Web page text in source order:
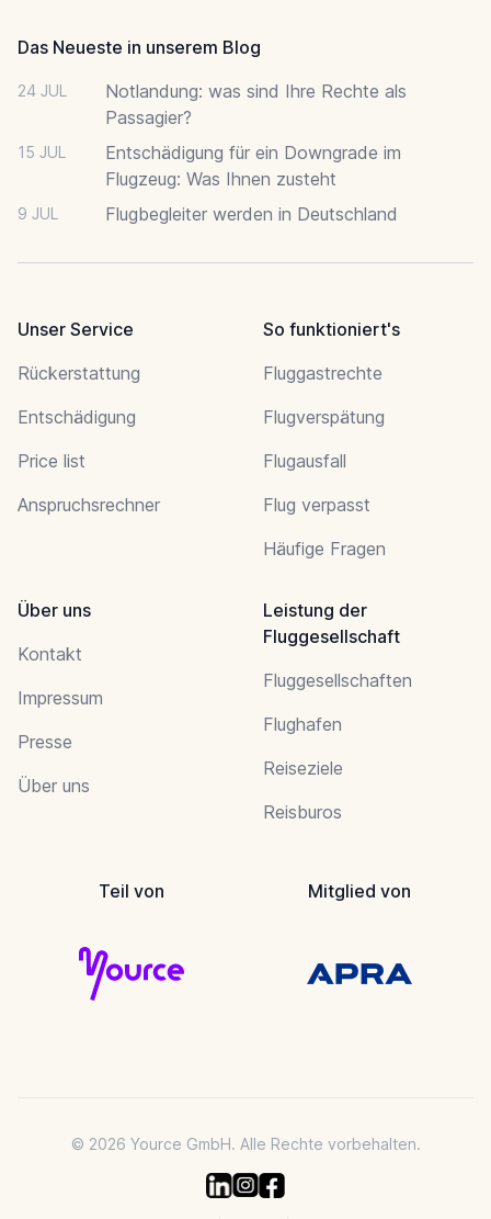
Das Neueste in unserem Blog
24 JUL
Notlandung: was sind Ihre Rechte als
Passagier?
15 JUL
Entschädigung für ein Downgrade im
Flugzeug: Was Ihnen zusteht
9 JUL Flugbegleiter werden in Deutschland
Unser Service
Rückerstattung
Entschädigung
Price list
Anspruchsrechner
So funktioniert's
Fluggastrechte
Flugverspätung
Flugausfall
Flug verpasst
Häufige Fragen
Über uns
Kontakt
Impressum
Presse
Über uns
Leistung der
Fluggesellschaft
Fluggesellschaften
Flughafen
Reiseziele
Reisburos
Teil von Mitglied von
© 2026 Yource GmbH. Alle Rechte vorbehalten.